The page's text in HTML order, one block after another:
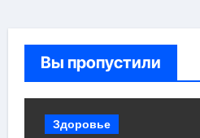
Вы пропустили
Здоровье